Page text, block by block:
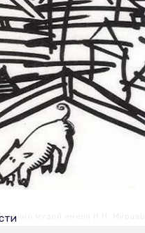
музей имени Н.Н.